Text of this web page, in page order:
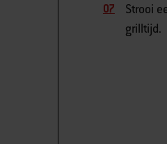
Strooi
grilltijd.